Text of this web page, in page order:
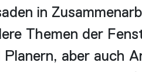
in
Themen der
aber auch